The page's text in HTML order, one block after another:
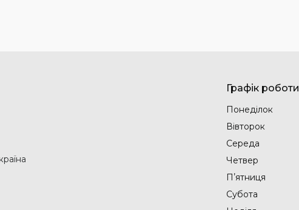
Графік роботи
Понеділок
Вівторок
Середа
Четвер
Пʼятниця
Субота